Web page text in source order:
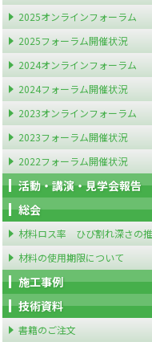
2025オンラインフォーラム
2025フォーラム開催状況
2024オンラインフォーラム
2024フォーラム開催状況
2023オンラインフォーラム
2023フォーラム開催状況
2022フォーラム開催状況
活動・講演・見学会報告
総会
材料ロス率 ひび割れ深さの
材料の使用期限について
施工事例
技術資料
書籍のご注文